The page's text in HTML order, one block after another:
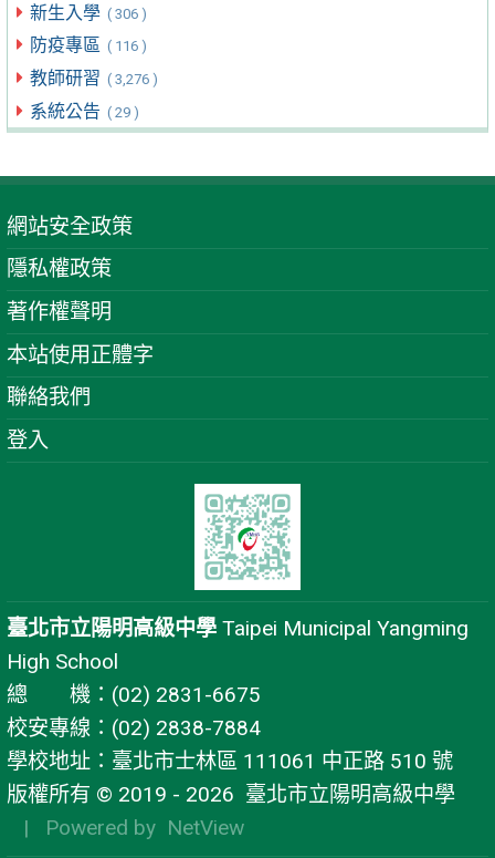
新生入學 ( 306 )
防疫專區 ( 116 )
教師研習 ( 3,276 )
系統公告 ( 29 )
網站安全政策
隱私權政策
著作權聲明
本站使用正體字
聯絡我們
登入
臺北市立陽明高級中學 Taipei Municipal Yangming
High School
總 機：(02) 2831-6675
校安專線：(02) 2838-7884
學校地址：臺北市士林區 111061 中正路 510 號
版權所有 © 2019 - 2026 臺北市立陽明高級中學
| Powered by NetView